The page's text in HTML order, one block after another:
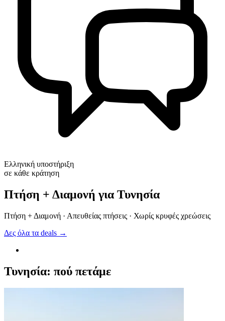
Ελληνική υποστήριξη
σε κάθε κράτηση
Πτήση + Διαμονή για Τυνησία
Πτήση + Διαμονή · Απευθείας πτήσεις · Χωρίς κρυφές χρεώσεις
Δες όλα τα deals →
Τυνησία: πού πετάμε